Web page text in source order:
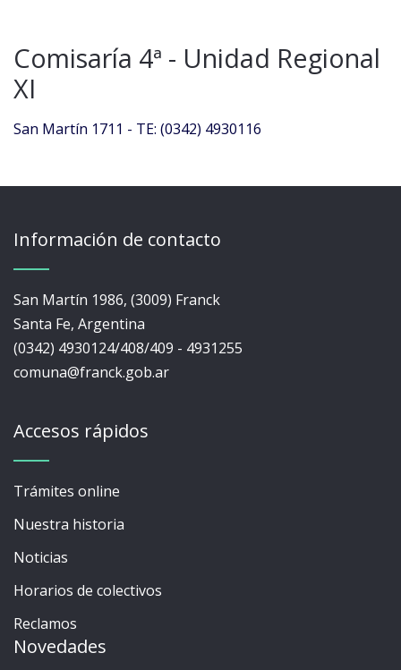
Comisaría 4ª - Unidad Regional
XI
San Martín 1711 - TE: (0342) 4930116
Información de contacto
San Martín 1986, (3009) Franck
Santa Fe, Argentina
(0342) 4930124/408/409 - 4931255
comuna@franck.gob.ar
Accesos rápidos
Trámites online
Nuestra historia
Noticias
Horarios de colectivos
Reclamos
Novedades